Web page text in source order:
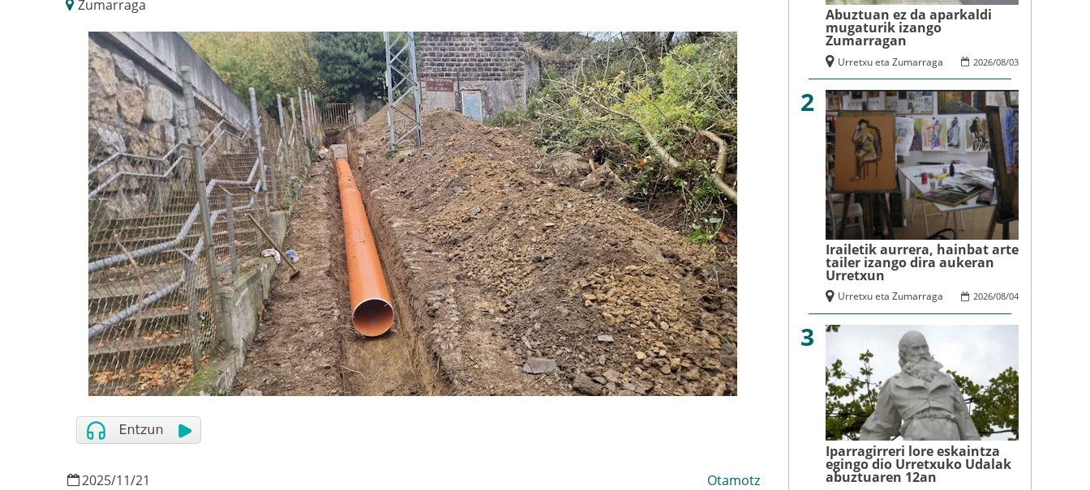
Zumarraga
2025/11/21
Otamotz
Abuztuan ez da aparkaldi
mugaturik izango
Zumarragan
2026/08/03
Urretxu eta Zumarraga
2
Irailetik aurrera, hainbat arte
tailer izango dira aukeran
Urretxun
2026/08/04
Urretxu eta Zumarraga
3
Iparragirreri lore eskaintza
egingo dio Urretxuko Udalak
abuztuaren 12an